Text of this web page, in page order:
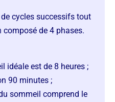
cycles successifs tout
de 4 phases.
idéale est de 8 heures ;
90 minutes ;
sommeil comprend le